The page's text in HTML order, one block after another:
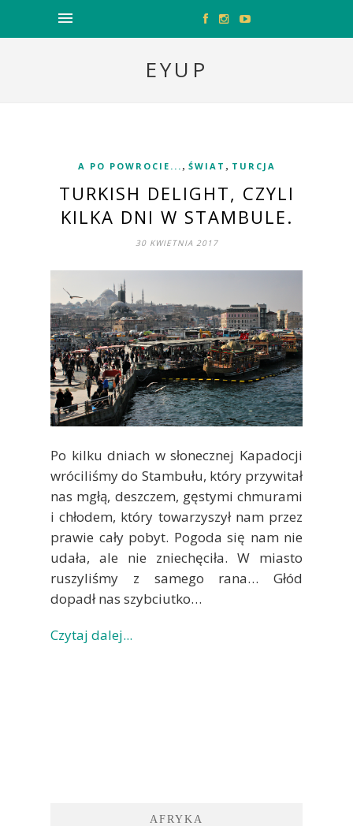
EYUP
A PO POWROCIE... , ŚWIAT , TURCJA
TURKISH DELIGHT, CZYLI
KILKA DNI W STAMBULE.
30 KWIETNIA 2017
Po kilku dniach w słonecznej Kapadocji
wróciliśmy do Stambułu, który przywitał
nas mgłą, deszczem, gęstymi chmurami
i chłodem, który towarzyszył nam przez
prawie cały pobyt. Pogoda się nam nie
udała, ale nie zniechęciła. W miasto
ruszyliśmy z samego rana… Głód
dopadł nas szybciutko…
Czytaj dalej...
AFRYKA